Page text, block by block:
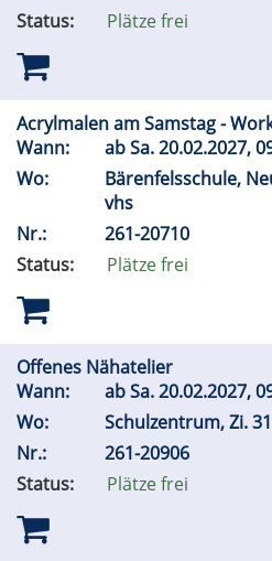
Status:
Plätze frei
Acrylmalen am Samstag -
Wann:
abSa.20.02.2027,
Wo:
Bärenfelsschule,
vhs
Nr.:
261-20710
Status:
Plätze frei
Offenes Nähatelier
Wann:
abSa.20.02.2027,
Wo:
Schulzentrum, Zi.
Nr.:
261-20906
Status:
Plätze frei